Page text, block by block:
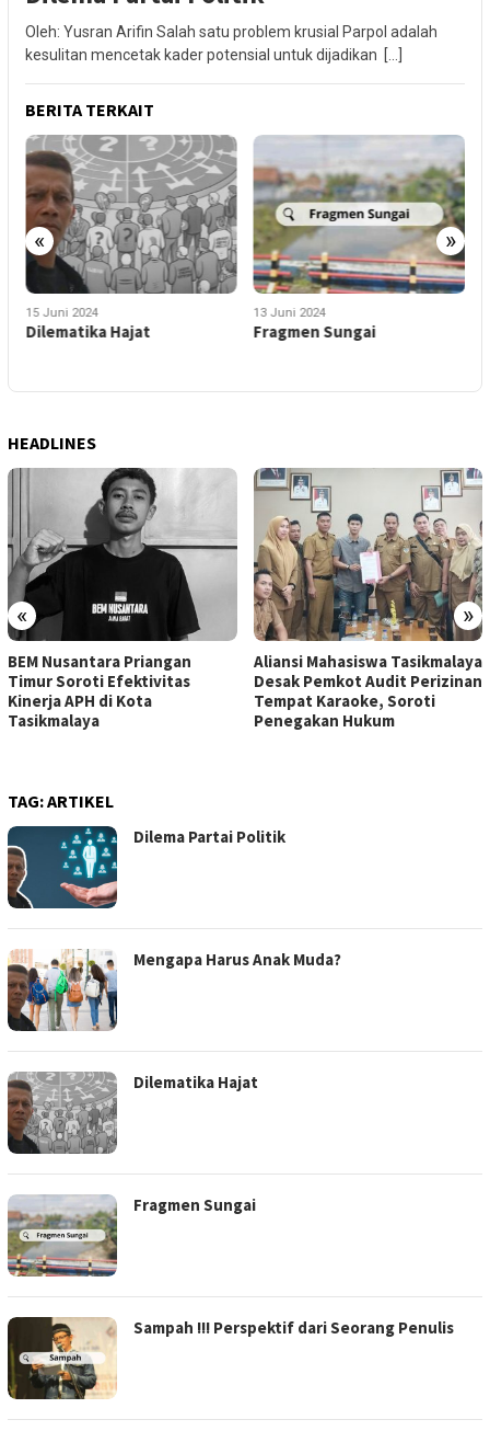
Oleh: Yusran Arifin Salah satu problem krusial Parpol adalah
kesulitan mencetak kader potensial untuk dijadikan […]
BERITA TERKAIT
« »
15 Juni 2024
Dilematika Hajat
13 Juni 2024
Fragmen Sungai
HEADLINES
« »
BEM Nusantara Priangan
Timur Soroti Efektivitas
Kinerja APH di Kota
Tasikmalaya
Aliansi Mahasiswa Tasikmalaya
Desak Pemkot Audit Perizinan
Tempat Karaoke, Soroti
Penegakan Hukum
TAG:ARTIKEL
Dilema Partai Politik
Mengapa Harus Anak Muda?
Dilematika Hajat
Fragmen Sungai
Sampah !!! Perspektif dari Seorang Penulis